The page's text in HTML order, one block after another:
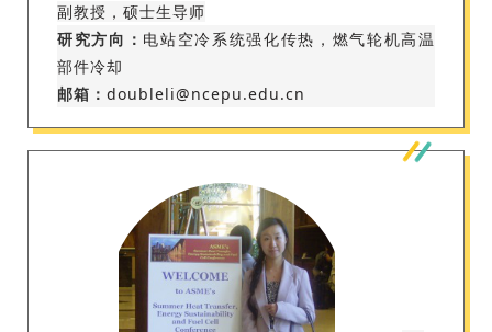
副教授，硕士生导师
研究方向： 电站空冷系统强化传热，燃气轮机高温
部件冷却
邮箱： doubleli@ncepu.edu.cn